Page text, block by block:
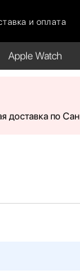
и оплата
Apple Watch
доставка по